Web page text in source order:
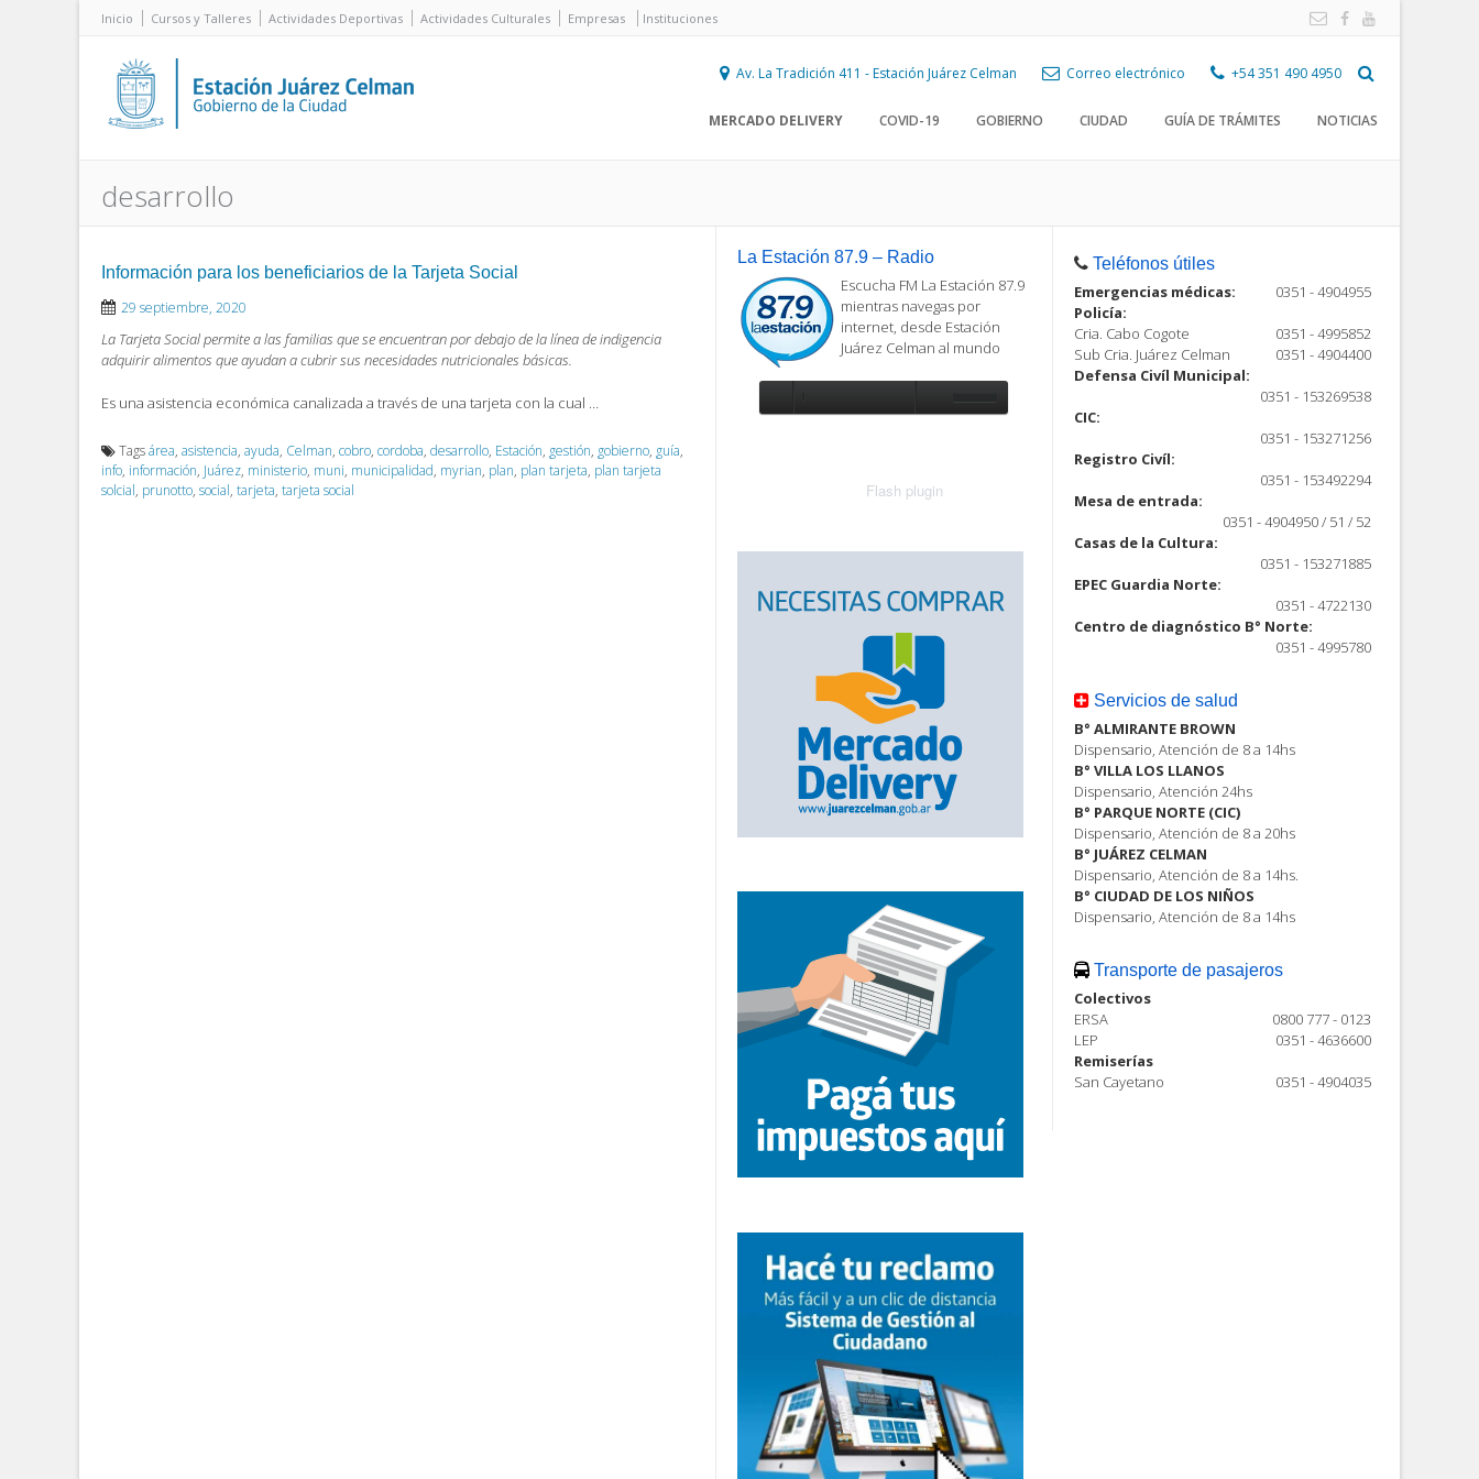
Inicio Cursos y Talleres Actividades Deportivas Actividades Culturales Empresas Instituciones
Av. La Tradición 411 - Estación Juárez Celman Correo electrónico +54 351 490 4950
MERCADO DELIVERY COVID-19 GOBIERNO CIUDAD GUÍA DE TRÁMITES NOTICIAS
desarrollo
Información para los beneficiarios de la Tarjeta Social
29 septiembre, 2020
La Tarjeta Social permite a las familias que se encuentran por debajo de la línea de indigencia
adquirir alimentos que ayudan a cubrir sus necesidades nutricionales básicas.
Es una asistencia económica canalizada a través de una tarjeta con la cual …
Tagsárea, asistencia, ayuda, Celman, cobro, cordoba, desarrollo, Estación, gestión, gobierno, guía,
info, información, Juárez, ministerio, muni, municipalidad, myrian, plan, plan tarjeta, plan tarjeta
solcial, prunotto, social, tarjeta, tarjeta social
La Estación 87.9 – Radio
Escucha FM La Estación 87.9
mientras navegas por
internet, desde Estación
Juárez Celman al mundo
Flash plugin
Teléfonos útiles
Emergencias médicas:
0351 - 4904955
Policía:
Cria. Cabo Cogote
0351 - 4995852
Sub Cria. Juárez Celman
0351 - 4904400
Defensa Civíl Municipal:
0351 - 153269538
CIC:
0351 - 153271256
Registro Civíl:
0351 - 153492294
Mesa de entrada:
0351 - 4904950 / 51 / 52
Casas de la Cultura:
0351 - 153271885
EPEC Guardia Norte:
0351 - 4722130
Centro de diagnóstico B° Norte:
0351 - 4995780
Servicios de salud
B° ALMIRANTE BROWN
Dispensario, Atención de 8 a 14hs
B° VILLA LOS LLANOS
Dispensario, Atención 24hs
B° PARQUE NORTE (CIC)
Dispensario, Atención de 8 a 20hs
B° JUÁREZ CELMAN
Dispensario, Atención de 8 a 14hs.
B° CIUDAD DE LOS NIÑOS
Dispensario, Atención de 8 a 14hs
Transporte de pasajeros
Colectivos
ERSA
0800 777 - 0123
LEP
0351 - 4636600
Remiserías
San Cayetano
0351 - 4904035